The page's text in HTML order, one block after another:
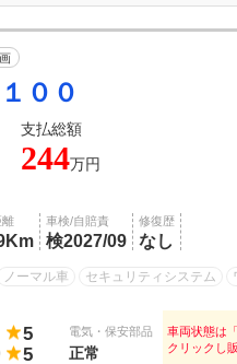
００
支払総額
244万円
離 車検/自賠責
検2027/09
修復歴
なし
ノーマル車 セキュリティシステム
5
5
電気・保安部品
正常
車両状態は
クリックし